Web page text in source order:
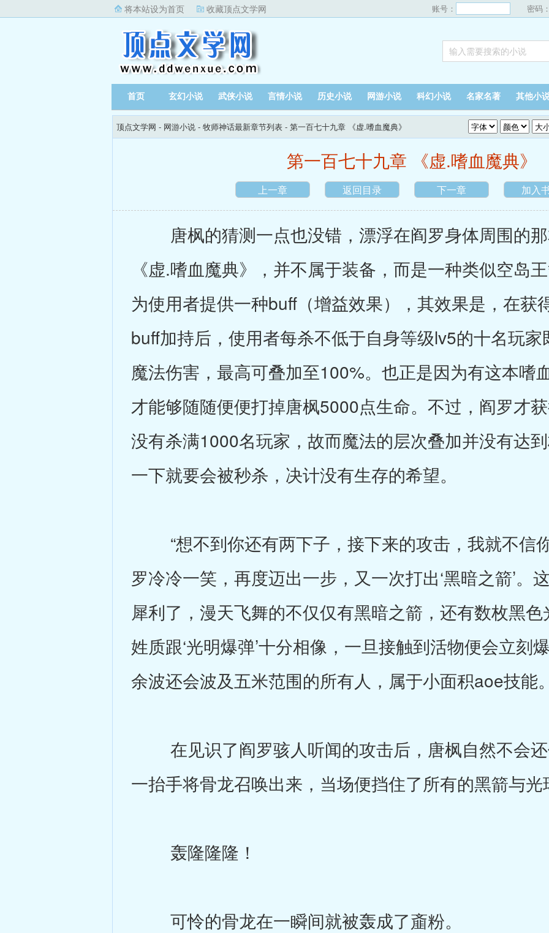
将本站设为首页 收藏顶点文学网 账号： 密码
首页 玄幻小说 武侠小说 言情小说 历史小说 网游小说 科幻小说 名家名著 其他小
顶点文学网 - 网游小说 - 牧师神话最新章节列表 - 第一百七十九章 《虚.嗜血魔典》
第一百七十九章 《虚.嗜血魔典》
上一章 返回目录 下一章 加入
唐枫的猜测一点也没错，漂浮在阎罗身体周围的那
《虚.嗜血魔典》，并不属于装备，而是一种类似空岛
为使用者提供一种buff（增益效果），其效果是，在获
buff加持后，使用者每杀不低于自身等级lv5的十名玩
魔法伤害，最高可叠加至100%。也正是因为有这本嗜
才能够随随便便打掉唐枫5000点生命。不过，阎罗才
没有杀满1000名玩家，故而魔法的层次叠加并没有达
一下就要会被秒杀，决计没有生存的希望。
“想不到你还有两下子，接下来的攻击，我就不信
罗冷冷一笑，再度迈出一步，又一次打出‘黑暗之箭’。
犀利了，漫天飞舞的不仅仅有黑暗之箭，还有数枚黑
姓质跟‘光明爆弹’十分相像，一旦接触到活物便会立刻
余波还会波及五米范围的所有人，属于小面积aoe技能
在见识了阎罗骇人听闻的攻击后，唐枫自然不会还
一抬手将骨龙召唤出来，当场便挡住了所有的黑箭与光
轰隆隆隆！
可怜的骨龙在一瞬间就被轰成了齑粉。